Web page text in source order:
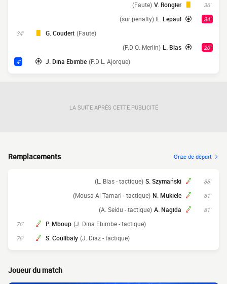
36'
V. Rongier
(Faute)
34'
E. Lepaul
(sur penalty)
34' G. Coudert (Faute)
20'
L. Blas
(P.D Q. Merlin)
4' J. Dina Ebimbe (P.D L. Ajorque)
LA SUITE APRÈS CETTE PUBLICITÉ
Remplacements Onze de départ
88'
S. Szymański
(L. Blas - tactique)
81'
N. Mukiele
(Mousa Al-Tamari - tactique)
81'
A. Nagida
(A. Seidu - tactique)
76' P. Mboup (J. Dina Ebimbe - tactique)
76' S. Coulibaly (J. Diaz - tactique)
Joueur du match